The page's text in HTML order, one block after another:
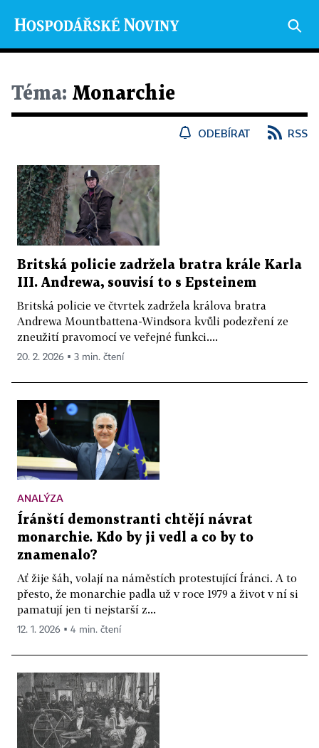
Téma: Monarchie
ODEBÍRAT RSS
Britská policie zadržela bratra krále Karla
III. Andrewa, souvisí to s Epsteinem
Britská policie ve čtvrtek zadržela králova bratra
Andrewa Mountbattena-Windsora kvůli podezření ze
zneužití pravomocí ve veřejné funkci....
20. 2. 2026 ▪ 3 min. čtení
ANALÝZA
Íránští demonstranti chtějí návrat
monarchie. Kdo by ji vedl a co by to
znamenalo?
Ať žije šáh, volají na náměstích protestující Íránci. A to
přesto, že monarchie padla už v roce 1979 a život v ní si
pamatují jen ti nejstarší z...
12. 1. 2026 ▪ 4 min. čtení